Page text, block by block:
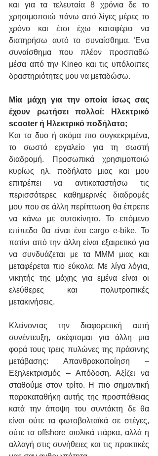
και για τα τελευταία 8 χρόνια δε το
χρησιμοποιώ πάνω από λίγες μέρες το
χρόνο και έτσι έχω καταφέρει να
διατηρήσω αυτό το συναίσθημα. Ένα
συναίσθημα που πλέον προσπαθώ
μέσα από την Kineo και τις υπόλοιπες
δραστηριότητες μου να μεταδώσω.
Μία μάχη για την οποία ίσως σας
έχουν ρωτήσει πολλοί: Ηλεκτρικό
scooter ή Ηλεκτρικό ποδήλατο;
Και τα δυο ή ακόμα πιο συγκεκριμένα,
το σωστό εργαλείο για τη σωστή
διαδρομή. Προσωπικά χρησιμοποιώ
κυρίως ηλ. ποδήλατο μιας και μου
επιτρέπει να αντικαταστήσω τις
περισσότερες καθημερινές διαδρομές
μου που σε άλλη περίπτωση θα έπρεπε
να κάνω με αυτοκίνητο. Το επόμενο
επίπεδο θα είναι ένα cargo e-bike. Το
πατίνι από την άλλη είναι εξαιρετικό για
να συνδυάζεται με τα ΜΜΜ μιας και
μεταφέρεται πιο εύκολα. Με λίγα λόγια,
νικητής της μάχης για εμένα είναι οι
ελεύθερες και πολυτροπικές
μετακινήσεις.
Κλείνοντας την διαφορετική αυτή
συνέντευξη, σκέφτομαι για άλλη μια
φορά τους τρεις πυλώνες της πράσινης
μετάβασης: Απανθρακοποίηση –
Εξηλεκτρισμός – Απόδοση. Αξίζει να
σταθούμε στον τρίτο. Η πιο σημαντική
παρακαταθήκη αυτής της προσπάθειας
κατά την άποψη του συντάκτη δε θα
είναι ούτε τα φωτοβολταϊκά σε στέγες,
ούτε τα offshore αιολικά πάρκα, αλλά η
αλλαγή στις συνήθειες και τις πρακτικές